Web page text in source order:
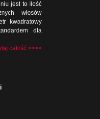
jest to ilość
włosów
kwadratowy
dla
całość >>>>